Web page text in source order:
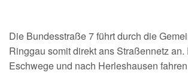
Die Bundesstraße 7 führt durch die
Ringgau somit direkt ans Straßennetz
Eschwege und nach Herleshausen